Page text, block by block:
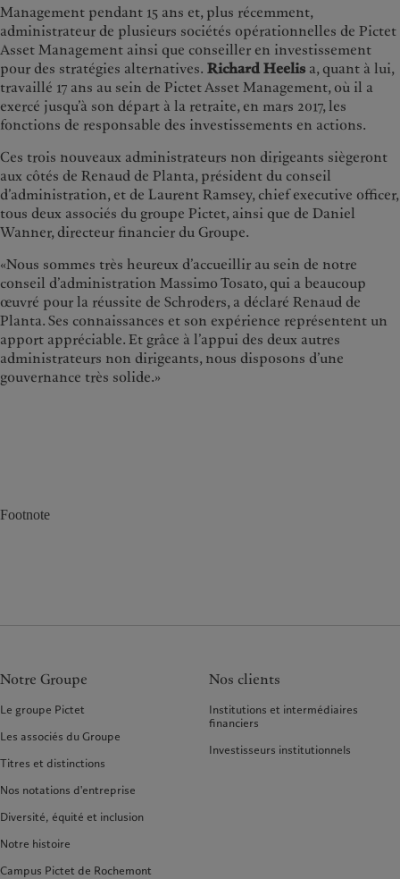
Management pendant 15 ans et, plus récemment,
administrateur de plusieurs sociétés opérationnelles de Pictet
Asset Management ainsi que conseiller en investissement
pour des stratégies alternatives. Richard Heelis a, quant à lui,
travaillé 17 ans au sein de Pictet Asset Management, où il a
exercé jusqu’à son départ à la retraite, en mars 2017, les
fonctions de responsable des investissements en actions.
Ces trois nouveaux administrateurs non dirigeants siègeront
aux côtés de Renaud de Planta, président du conseil
d’administration, et de Laurent Ramsey, chief executive officer,
tous deux associés du groupe Pictet, ainsi que de Daniel
Wanner, directeur financier du Groupe.
«Nous sommes très heureux d’accueillir au sein de notre
conseil d’administration Massimo Tosato, qui a beaucoup
œuvré pour la réussite de Schroders, a déclaré Renaud de
Planta. Ses connaissances et son expérience représentent un
apport appréciable. Et grâce à l’appui des deux autres
administrateurs non dirigeants, nous disposons d’une
gouvernance très solide.»
Footnote
Notre Groupe
Le groupe Pictet
Les associés du Groupe
Titres et distinctions
Nos notations d'entreprise
Diversité, équité et inclusion
Notre histoire
Campus Pictet de Rochemont
Nos clients
Institutions et intermédiaires
financiers
Investisseurs institutionnels